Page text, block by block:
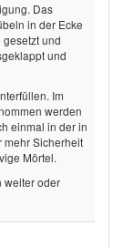
Das
in der Ecke
und
und
Im
werden
einmal in der in
mehr Sicherheit
Mörtel.
weiter oder